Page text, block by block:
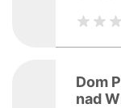
Dom
nad